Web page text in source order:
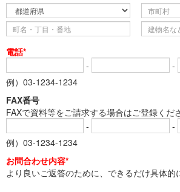
電話*
-
-
例）03-1234-1234
FAX番号
FAXで資料等をご請求する場合はご登録くださ
-
-
例）03-1234-1234
お問合わせ内容*
より良いご返答のために、できるだけ具体的